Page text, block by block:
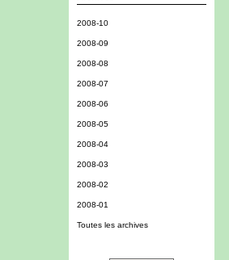
2008-10
2008-09
2008-08
2008-07
2008-06
2008-05
2008-04
2008-03
2008-02
2008-01
Toutes les archives